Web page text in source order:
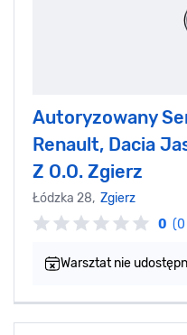
Autoryzowany
Renault, Dacia
Z O.O. Zgierz
Łódzka 28, Zgierz
0 (0
Warsztat nie